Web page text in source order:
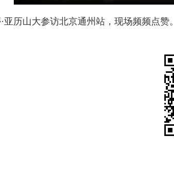
亚历山大参访北京通州站，现场频频点赞。